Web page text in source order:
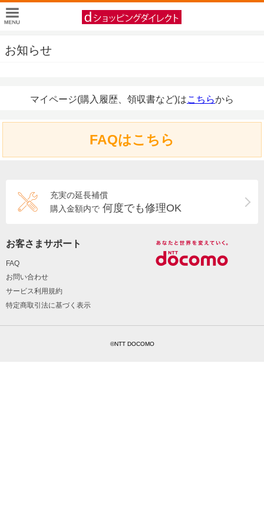
お知らせ
マイページ(購入履歴、領収書など)はこちらから
FAQはこちら
充実の延長補償
購入金額内で 何度でも修理OK
お客さまサポート
FAQ
お問い合わせ
サービス利用規約
特定商取引法に基づく表示
©NTT DOCOMO